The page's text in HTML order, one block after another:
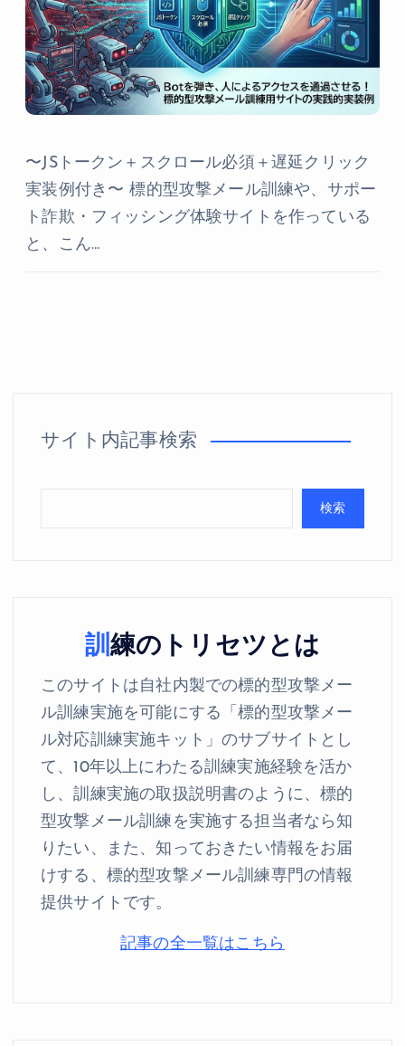
〜JSトークン＋スクロール必須＋遅延クリック
実装例付き〜 標的型攻撃メール訓練や、サポー
ト詐欺・フィッシング体験サイトを作っている
と、こん…
サイト内記事検索
検索
訓練のトリセツとは
このサイトは自社内製での標的型攻撃メー
ル訓練実施を可能にする「標的型攻撃メー
ル対応訓練実施キット」のサブサイトとし
て、10年以上にわたる訓練実施経験を活か
し、訓練実施の取扱説明書のように、標的
型攻撃メール訓練を実施する担当者なら知
りたい、また、知っておきたい情報をお届
けする、標的型攻撃メール訓練専門の情報
提供サイトです。
記事の全一覧はこちら